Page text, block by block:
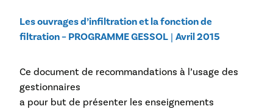
Les ouvrages d’infiltration et la fonction de
filtration – PROGRAMME GESSOL | Avril 2015
Ce document de recommandations à l’usage des
gestionnaires
a pour but de présenter les enseignements